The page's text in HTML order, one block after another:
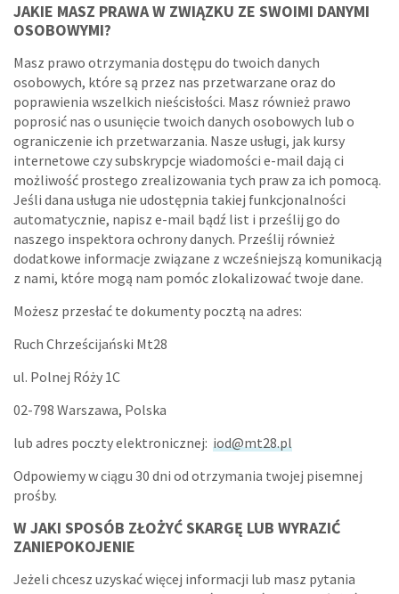
JAKIE MASZ PRAWA W ZWIĄZKU ZE SWOIMI DANYMI
OSOBOWYMI?
Masz prawo otrzymania dostępu do twoich danych
osobowych, które są przez nas przetwarzane oraz do
poprawienia wszelkich nieścisłości. Masz również prawo
poprosić nas o usunięcie twoich danych osobowych lub o
ograniczenie ich przetwarzania. Nasze usługi, jak kursy
internetowe czy subskrypcje wiadomości e-mail dają ci
możliwość prostego zrealizowania tych praw za ich pomocą.
Jeśli dana usługa nie udostępnia takiej funkcjonalności
automatycznie, napisz e-mail bądź list i prześlij go do
naszego inspektora ochrony danych. Prześlij również
dodatkowe informacje związane z wcześniejszą komunikacją
z nami, które mogą nam pomóc zlokalizować twoje dane.
Możesz przesłać te dokumenty pocztą na adres:
Ruch Chrześcijański Mt28
ul. Polnej Róży 1C
02-798 Warszawa, Polska
lub adres poczty elektronicznej: iod@mt28.pl
Odpowiemy w ciągu 30 dni od otrzymania twojej pisemnej
prośby.
W JAKI SPOSÓB ZŁOŻYĆ SKARGĘ LUB WYRAZIĆ
ZANIEPOKOJENIE
Jeżeli chcesz uzyskać więcej informacji lub masz pytania